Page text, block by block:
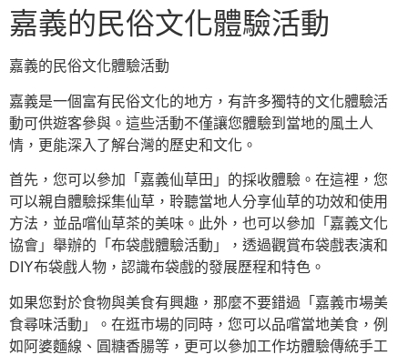
嘉義的民俗文化體驗活動
嘉義的民俗文化體驗活動
嘉義是一個富有民俗文化的地方，有許多獨特的文化體驗活
動可供遊客參與。這些活動不僅讓您體驗到當地的風土人
情，更能深入了解台灣的歷史和文化。
首先，您可以參加「嘉義仙草田」的採收體驗。在這裡，您
可以親自體驗採集仙草，聆聽當地人分享仙草的功效和使用
方法，並品嚐仙草茶的美味。此外，也可以參加「嘉義文化
協會」舉辦的「布袋戲體驗活動」，透過觀賞布袋戲表演和
DIY布袋戲人物，認識布袋戲的發展歷程和特色。
如果您對於食物與美食有興趣，那麼不要錯過「嘉義市場美
食尋味活動」。在逛市場的同時，您可以品嚐當地美食，例
如阿婆麵線、圓糖香腸等，更可以參加工作坊體驗傳統手工